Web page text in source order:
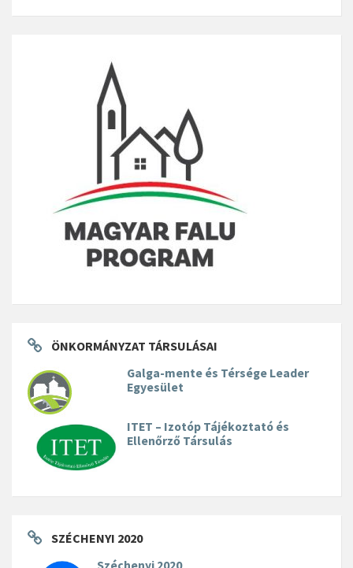
ÖNKORMÁNYZAT TÁRSULÁSAI
Galga-mente és Térsége Leader
Egyesület
ITET – Izotóp Tájékoztató és
Ellenőrző Társulás
SZÉCHENYI 2020